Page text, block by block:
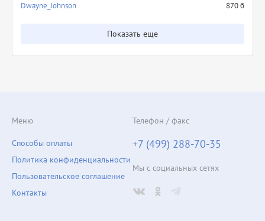
Dwayne_Johnson
870 б
Показать еще
Меню
Способы оплаты
Политика конфиденциальности
Пользовательское соглашение
Контакты
Телефон / факс
+7 (499) 288-70-35
Мы с социальных сетях